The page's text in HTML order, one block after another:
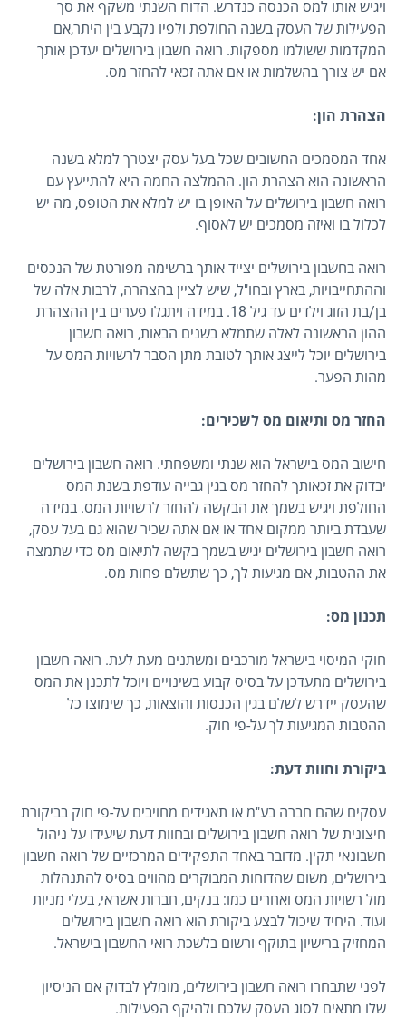
ויגיש אותו למס הכנסה כנדרש. הדוח השנתי משקף את סך
הפעילות של העסק בשנה החולפת ולפיו נקבע בין היתר,אם
המקדמות ששולמו מספקות. רואה חשבון בירושלים יעדכן אותך
אם יש צורך בהשלמות או אם אתה זכאי להחזר מס.
הצהרת הון:
אחד המסמכים החשובים שכל בעל עסק יצטרך למלא בשנה
הראשונה הוא הצהרת הון. ההמלצה החמה היא להתייעץ עם
רואה חשבון בירושלים על האופן בו יש למלא את הטופס, מה יש
לכלול בו ואיזה מסמכים יש לאסוף.
רואה בחשבון בירושלים יצייד אותך ברשימה מפורטת של הנכסים
וההתחייבויות, בארץ ובחו"ל, שיש לציין בהצהרה, לרבות אלה של
בן/בת הזוג וילדים עד גיל 18. במידה ויתגלו פערים בין ההצהרת
ההון הראשונה לאלה שתמלא בשנים הבאות, רואה חשבון
בירושלים יוכל לייצג אותך לטובת מתן הסבר לרשויות המס על
מהות הפער.
החזר מס ותיאום מס לשכירים:
חישוב המס בישראל הוא שנתי ומשפחתי. רואה חשבון בירושלים
יבדוק את זכאותך להחזר מס בגין גבייה עודפת בשנת המס
החולפת ויגיש בשמך את הבקשה להחזר לרשויות המס. במידה
שעבדת ביותר ממקום אחד או אם אתה שכיר שהוא גם בעל עסק,
רואה חשבון בירושלים יגיש בשמך בקשה לתיאום מס כדי שתמצה
את ההטבות, אם מגיעות לך, כך שתשלם פחות מס.
תכנון מס:
חוקי המיסוי בישראל מורכבים ומשתנים מעת לעת. רואה חשבון
בירושלים מתעדכן על בסיס קבוע בשינויים ויוכל לתכנן את המס
שהעסק יידרש לשלם בגין הכנסות והוצאות, כך שימוצו כל
ההטבות המגיעות לך על-פי חוק.
ביקורת וחוות דעת:
עסקים שהם חברה בע"מ או תאגידים מחויבים על-פי חוק בביקורת
חיצונית של רואה חשבון בירושלים ובחוות דעת שיעידו על ניהול
חשבונאי תקין. מדובר באחד התפקידים המרכזיים של רואה חשבון
בירושלים, משום שהדוחות המבוקרים מהווים בסיס להתנהלות
מול רשויות המס ואחרים כמו: בנקים, חברות אשראי, בעלי מניות
ועוד. היחיד שיכול לבצע ביקורת הוא רואה חשבון בירושלים
המחזיק ברישיון בתוקף ורשום בלשכת רואי החשבון בישראל.
לפני שתבחרו רואה חשבון בירושלים, מומלץ לבדוק אם הניסיון
שלו מתאים לסוג העסק שלכם ולהיקף הפעילות.